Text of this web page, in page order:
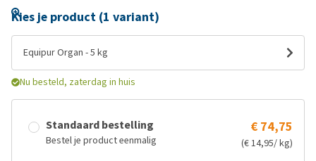
Kies je product (1 variant)
Equipur Organ - 5 kg
Nu besteld, zaterdag in huis
Standaard bestelling
Bestel je product eenmalig
€ 74,75
(€ 14,95/ kg)